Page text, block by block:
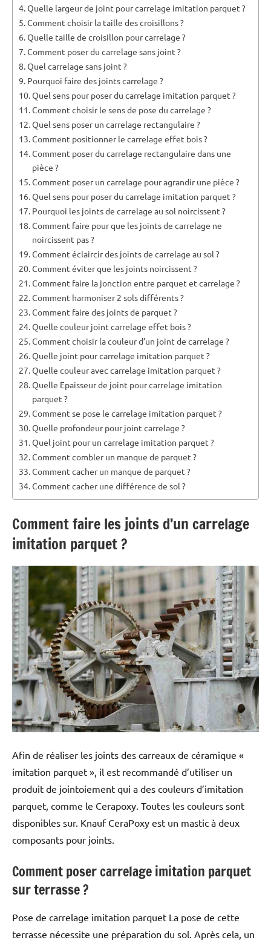
Quelle largeur de joint pour carrelage imitation parquet ?
Comment choisir la taille des croisillons ?
Quelle taille de croisillon pour carrelage ?
Comment poser du carrelage sans joint ?
Quel carrelage sans joint ?
Pourquoi faire des joints carrelage ?
Quel sens pour poser du carrelage imitation parquet ?
Comment choisir le sens de pose du carrelage ?
Quel sens poser un carrelage rectangulaire ?
Comment positionner le carrelage effet bois ?
Comment poser du carrelage rectangulaire dans une
pièce ?
Comment poser un carrelage pour agrandir une pièce ?
Quel sens pour poser du carrelage imitation parquet ?
Pourquoi les joints de carrelage au sol noircissent ?
Comment faire pour que les joints de carrelage ne
noircissent pas ?
Comment éclaircir des joints de carrelage au sol ?
Comment éviter que les joints noircissent ?
Comment faire la jonction entre parquet et carrelage ?
Comment harmoniser 2 sols différents ?
Comment faire des joints de parquet ?
Quelle couleur joint carrelage effet bois ?
Comment choisir la couleur d’un joint de carrelage ?
Quelle joint pour carrelage imitation parquet ?
Quelle couleur avec carrelage imitation parquet ?
Quelle Epaisseur de joint pour carrelage imitation
parquet ?
Comment se pose le carrelage imitation parquet ?
Quelle profondeur pour joint carrelage ?
Quel joint pour un carrelage imitation parquet ?
Comment combler un manque de parquet ?
Comment cacher un manque de parquet ?
Comment cacher une différence de sol ?
Comment faire les joints d’un carrelage
imitation parquet ?
Afin de réaliser les joints des carreaux de céramique «
imitation parquet », il est recommandé d’utiliser un
produit de jointoiement qui a des couleurs d’imitation
parquet, comme le Cerapoxy. Toutes les couleurs sont
disponibles sur. Knauf CeraPoxy est un mastic à deux
composants pour joints.
Comment poser carrelage imitation parquet
sur terrasse ?
Pose de carrelage imitation parquet La pose de cette
terrasse nécessite une préparation du sol. Après cela, un